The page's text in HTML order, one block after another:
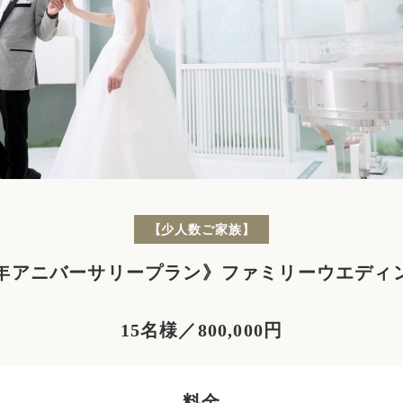
【少人数ご家族】
アニバーサリープラン》ファミリーウエディ
15名様／800,000円